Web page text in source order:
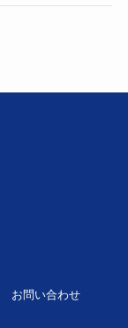
お問い合わせ